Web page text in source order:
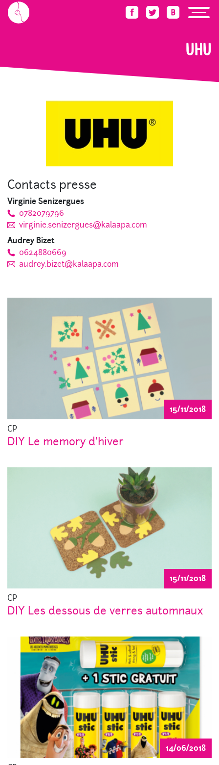
UHU
Contacts presse
Virginie Senizergues
0782079796
virginie.senizergues@kalaapa.com
Audrey Bizet
0624880669
audrey.bizet@kalaapa.com
15/11/2018
CP
DIY Le memory d’hiver
15/11/2018
CP
DIY Les dessous de verres automnaux
14/06/2018